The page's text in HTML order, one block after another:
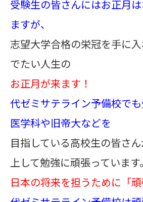
受験生の皆さんにはお正月
ますが、
志望大学合格の栄冠を手に
でたい人生の
お正月が来ます！
代ゼミサテライン予備校で
医学科や旧帝大などを
目指している高校生の皆さ
上して勉強に頑張っています。
日本の将来を担うために「頑